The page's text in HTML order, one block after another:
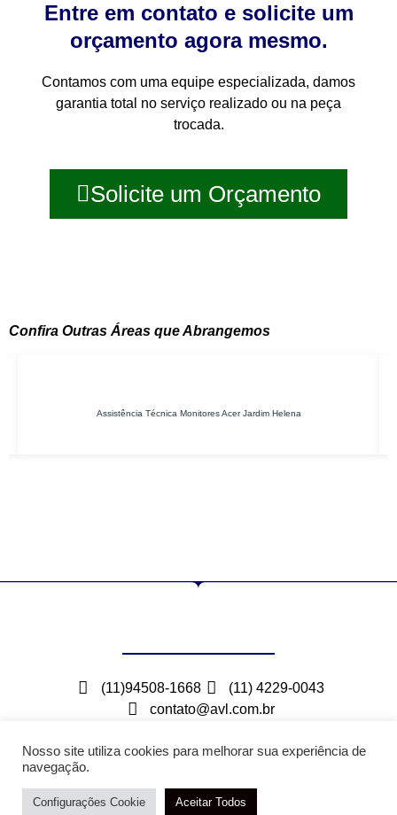
Entre em contato e solicite um
orçamento agora mesmo.
Contamos com uma equipe especializada, damos
garantia total no serviço realizado ou na peça
trocada.
Solicite um Orçamento
Confira Outras Áreas que Abrangemos
Assistência Técnica Monitores Acer Jardim Helena
(11)94508-1668
(11) 4229-0043
contato@avl.com.br
do Sul – SP
Nosso site utiliza cookies para melhorar sua experiência de
navegação.
Configurações Cookie Aceitar Todos